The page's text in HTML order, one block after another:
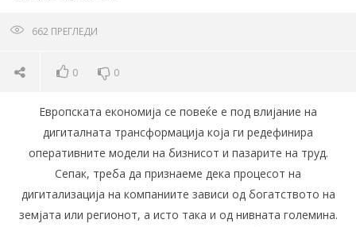
662 ПРЕГЛЕДИ
0 0
Европската економија се повеќе е под влијание на
дигиталната трансформација која ги редефинира
оперативните модели на бизнисот и пазарите на труд.
Сепак, треба да признаеме дека процесот на
дигитализација на компаниите зависи од богатството на
земјата или регионот, а исто така и од нивната големина.